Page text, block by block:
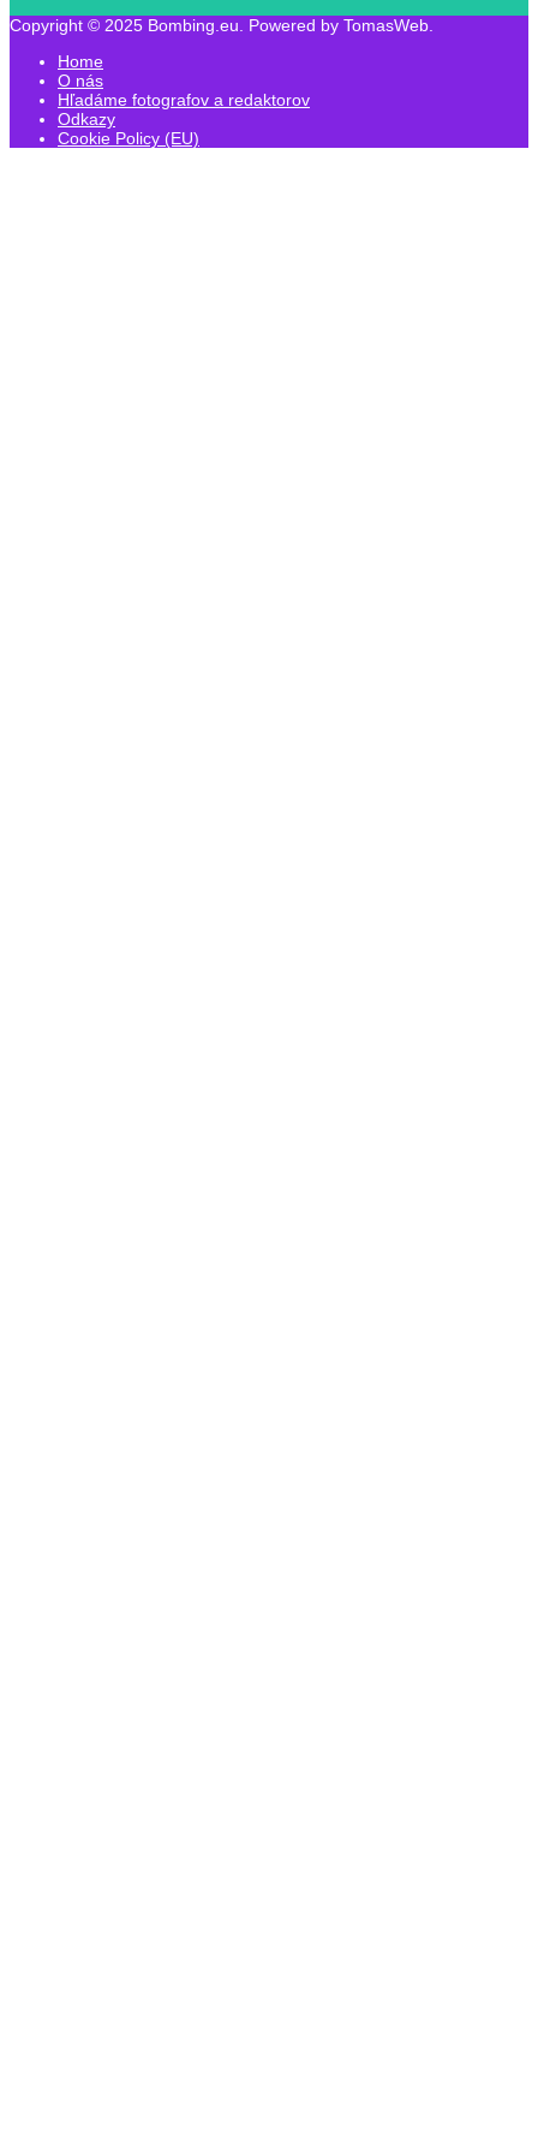
Copyright © 2025 Bombing.eu. Powered by TomasWeb.
Home
O nás
Hľadáme fotografov a redaktorov
Odkazy
Cookie Policy (EU)